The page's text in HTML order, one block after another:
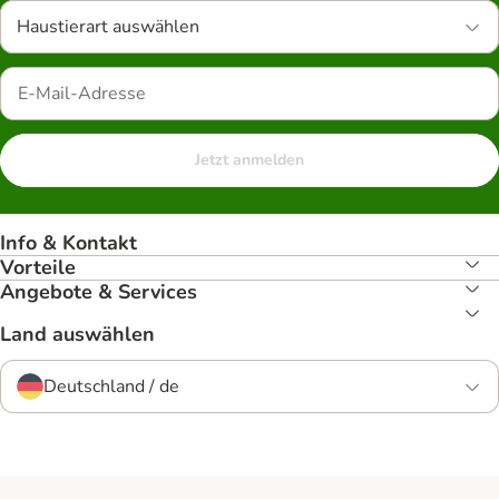
Haustierart auswählen
Jetzt anmelden
Info & Kontakt
Vorteile
Angebote & Services
Land auswählen
Deutschland / de